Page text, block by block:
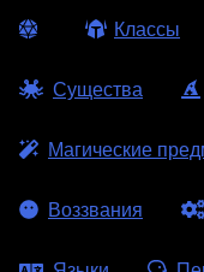
Классы
Существа
Магические
Воззвания